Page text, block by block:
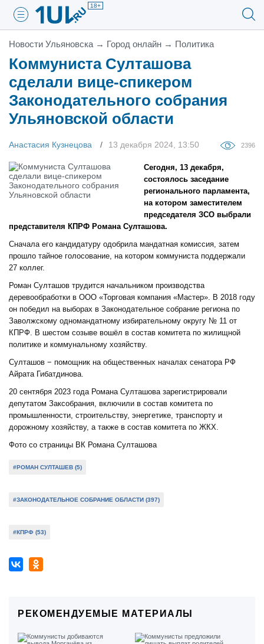
18+
Новости Ульяновска → Город онлайн → Политика
Коммуниста Султашова
сделали вице-спикером
Законодательного собрания
Ульяновской области
Анастасия Кузнецова 13 декабря 2024, 13:50 2396
Сегодня, 13 декабря,
состоялось заседание
регионального парламента,
на котором заместителем
председателя ЗСО выбрали
представителя КПРФ Романа Султашова.
Сначала его кандидатуру одобрила мандатная комиссия, затем
прошло тайное голосование, на котором коммуниста поддержали
27 коллег.
Роман Султашов трудится начальником производства
деревообработки в ООО «Торговая компания «Мастер». В 2018 году
он победил на выборах в Законодательное собрание региона по
Заволжскому одномандатному избирательному округу № 11 от
КПРФ. В шестом созыве вошёл в состав комитета по жилищной
политике и коммунальному хозяйству.
Султашов − помощник на общественных началах сенатора РФ
Айрата Гибатдинова.
20 сентября 2023 года Романа Султашова зарегистрировали
депутатом Заксобрания, включили в состав комитета по
промышленности, строительству, энергетике, транспорту и
дорожному хозяйству, а также в состав комитета по ЖКХ.
Фото со страницы ВК Романа Султашова
#РОМАН СУЛТАШЕВ (5)
#ЗАКОНОДАТЕЛЬНОЕ СОБРАНИЕ ОБЛАСТИ (397)
#КПРФ (53)
РЕКОМЕНДУЕМЫЕ МАТЕРИАЛЫ